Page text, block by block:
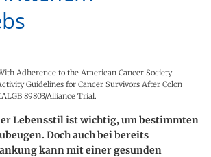
Adherence to the American Cancer Society
Guidelines for Cancer Survivors After Colon
89803/Alliance Trial.
Lebensstil ist wichtig, um bestimmten
Doch auch bei bereits
kann mit einer gesunden